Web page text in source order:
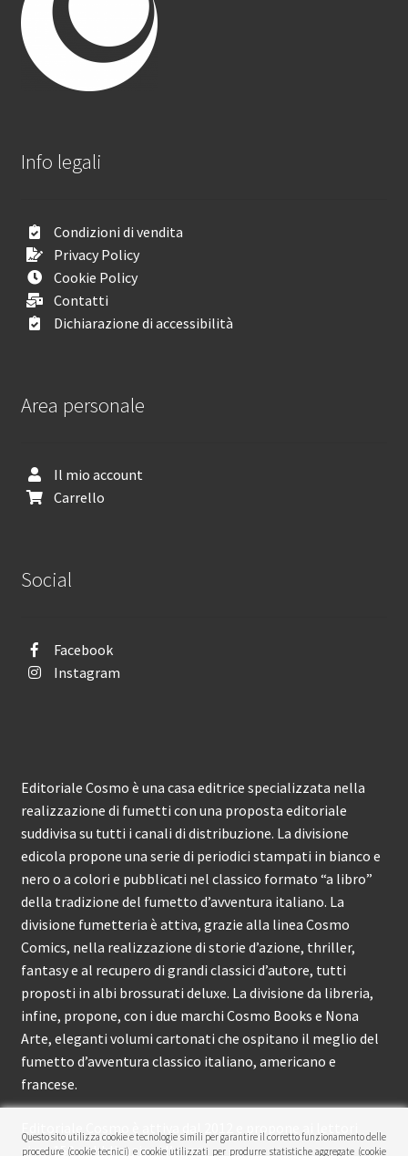
Info legali
Condizioni di vendita
Privacy Policy
Cookie Policy
Contatti
Dichiarazione di accessibilità
Area personale
Il mio account
Carrello
Social
Facebook
Instagram
Editoriale Cosmo è una casa editrice specializzata nella
realizzazione di fumetti con una proposta editoriale
suddivisa su tutti i canali di distribuzione. La divisione
edicola propone una serie di periodici stampati in bianco e
nero o a colori e pubblicati nel classico formato “a libro”
della tradizione del fumetto d’avventura italiano. La
divisione fumetteria è attiva, grazie alla linea Cosmo
Comics, nella realizzazione di storie d’azione, thriller,
fantasy e al recupero di grandi classici d’autore, tutti
proposti in albi brossurati deluxe. La divisione da libreria,
infine, propone, con i due marchi Cosmo Books e Nona
Arte, eleganti volumi cartonati che ospitano il meglio del
fumetto d’avventura classico italiano, americano e
francese.
circa 150 pubblicazioni l’anno.
Questo sito utilizza cookie e tecnologie simili per garantire il corretto funzionamento delle
procedure (cookie tecnici) e cookie utilizzati per produrre statistiche aggregate (cookie